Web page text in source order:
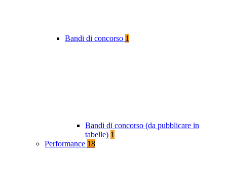
Bandi di concorso 1
Bandi di concorso (da pubblicare in
tabelle) 1
Performance 18